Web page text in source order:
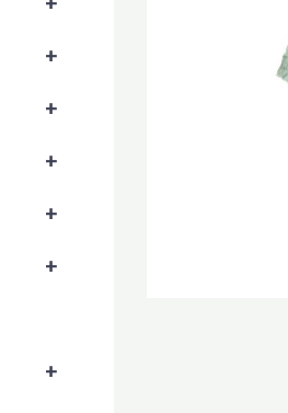
+
+
+
+
+
+